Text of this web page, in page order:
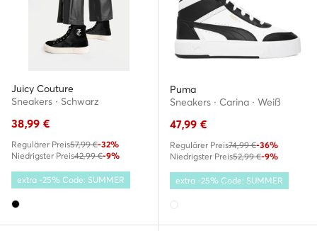
Juicy Couture
Sneakers · Schwarz
38,99 €
Regulärer Preis57,99 €-32%
Niedrigster Preis42,99 €-9%
extra -25% Code: SUMMER
Puma
Sneakers · Carina · Weiß
47,99 €
Regulärer Preis74,99 €-36%
Niedrigster Preis52,99 €-9%
extra -25% Code: SUMMER